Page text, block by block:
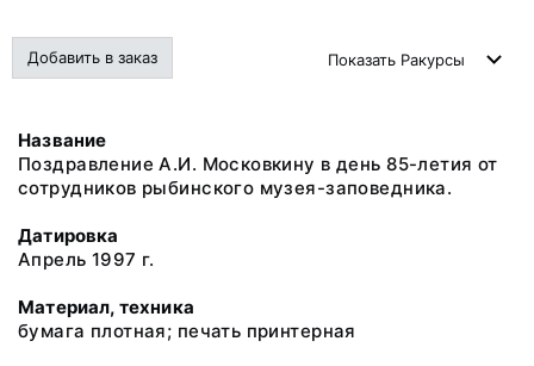
Добавить в заказ Показать Ракурсы
Название
Поздравление А.И. Московкину в день 85-летия от
сотрудников рыбинского музея-заповедника.
Датировка
Апрель 1997 г.
Материал, техника
бумага плотная; печать принтерная